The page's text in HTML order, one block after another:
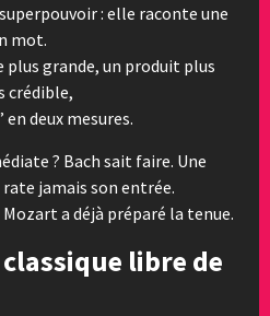
: elle raconte une
mot.
plus grande, un produit plus
crédible,
deux mesures.
? Bach sait faire. Une
jamais son entrée.
a déjà préparé la tenue.
libre de